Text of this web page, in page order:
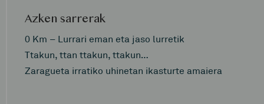
Azken sarrerak
0 Km – Lurrari eman eta jaso lurretik
Ttakun, ttan ttakun, ttakun…
Zaragueta irratiko uhinetan ikasturte amaiera